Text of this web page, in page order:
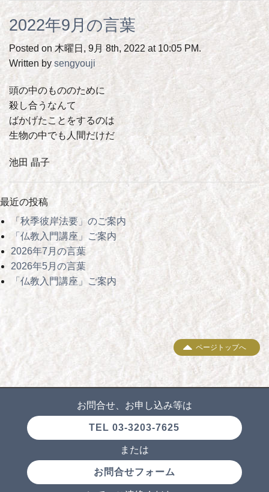
2022年9月の言葉
Posted on 木曜日, 9月 8th, 2022 at 10:05 PM.
Written by sengyouji
頭の中のもののために
殺し合うなんて
ばかげたことをするのは
生物の中でも人間だけだ
池田 晶子
最近の投稿
「秋季彼岸法要」のご案内
「仏教入門講座」ご案内
2026年7月の言葉
2026年5月の言葉
「仏教入門講座」ご案内
ページトップへ
お問合せ、お申し込み等は
TEL 03-3203-7625
または
お問合せフォーム